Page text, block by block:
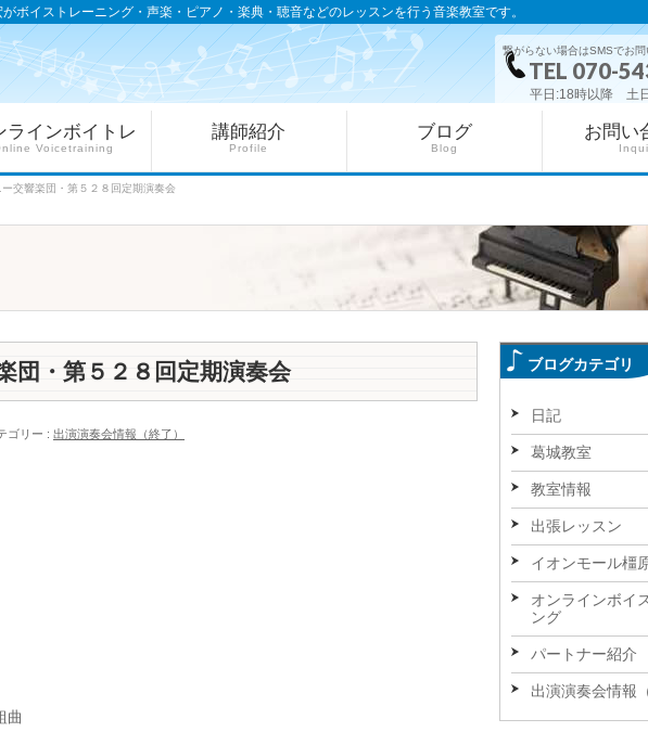
ボイストレーニング・声楽・ピアノ・楽典・聴音などのレッスンを行う音楽教室です。
繋がらない場合はSMSでお
TEL 070-
平日:18時以降 土
ラインボイトレ
Voicetraining
講師紹介
Profile
ブログ
Blog
お問い
交響楽団・第５２８回定期演奏会
団・第５２８回定期演奏会
ゴリー : 出演演奏会情報（終了）
曲
ブログカテゴリ
日記
葛城教室
教室情報
出張レッスン
イオンモール橿
オンラインボイ
ング
パートナー紹介
出演演奏会情報